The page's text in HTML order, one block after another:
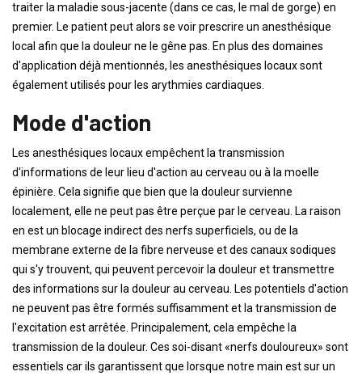
traiter la maladie sous-jacente (dans ce cas, le mal de gorge) en
premier. Le patient peut alors se voir prescrire un anesthésique
local afin que la douleur ne le gêne pas. En plus des domaines
d'application déjà mentionnés, les anesthésiques locaux sont
également utilisés pour les arythmies cardiaques.
Mode d'action
Les anesthésiques locaux empêchent la transmission
d'informations de leur lieu d'action au cerveau ou à la moelle
épinière. Cela signifie que bien que la douleur survienne
localement, elle ne peut pas être perçue par le cerveau. La raison
en est un blocage indirect des nerfs superficiels, ou de la
membrane externe de la fibre nerveuse et des canaux sodiques
qui s'y trouvent, qui peuvent percevoir la douleur et transmettre
des informations sur la douleur au cerveau. Les potentiels d'action
ne peuvent pas être formés suffisamment et la transmission de
l'excitation est arrêtée. Principalement, cela empêche la
transmission de la douleur. Ces soi-disant «nerfs douloureux» sont
essentiels car ils garantissent que lorsque notre main est sur un